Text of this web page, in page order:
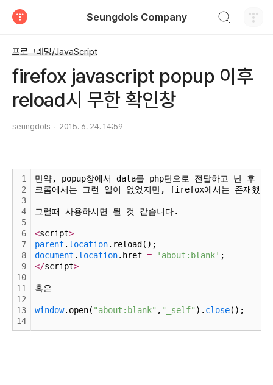
Seungdols Company
프로그래밍/JavaScript
firefox javascript popup 이후
reload시 무한 확인창
seungdols 2015. 6. 24. 14:59
1
2
3
4
5
6
7
8
9
10
11
12
13
14
만약, popup창에서 data를 php단으로 전달하고 난 후
크롬에서는 그런 일이 없었지만, firefox에서는 존재했다.
그럴때 사용하시면 될 것 같습니다.
<script>
parent . location.reload();
document . location.href = 'about:blank' ;
</script>
혹은
window.open( "about:blank" , "_self" ). close();